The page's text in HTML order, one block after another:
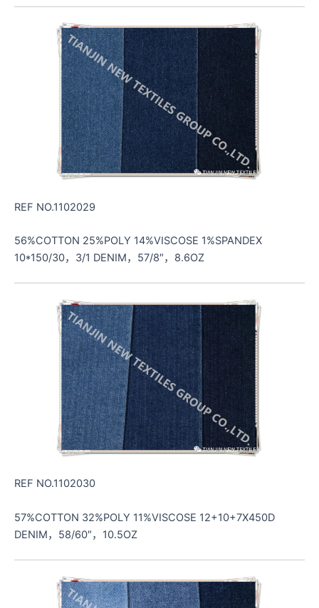
REF NO.1102029
56%COTTON 25%POLY 14%VISCOSE 1%SPANDEX
10*150/30，3/1 DENIM，57/8″，8.6OZ
REF NO.1102030
57%COTTON 32%POLY 11%VISCOSE 12+10+7X450D
DENIM，58/60″，10.5OZ